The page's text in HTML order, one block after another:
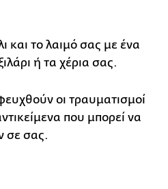
και το λαιμό σας με ένα
ή τα χέρια σας.
οι τραυματισμοί
που μπορεί να
σε σας.